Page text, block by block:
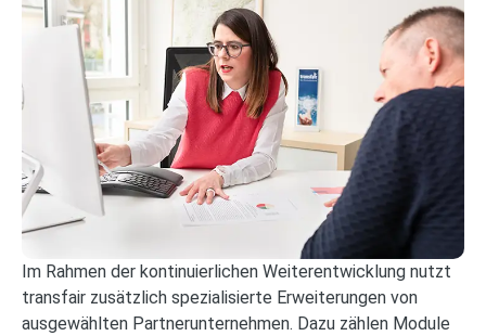
Im Rahmen der kontinuierlichen Weiterentwicklung nutzt
transfair zusätzlich spezialisierte Erweiterungen von
ausgewählten Partnerunternehmen. Dazu zählen Module